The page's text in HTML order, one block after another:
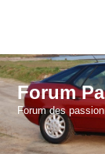
Forum
Forum des